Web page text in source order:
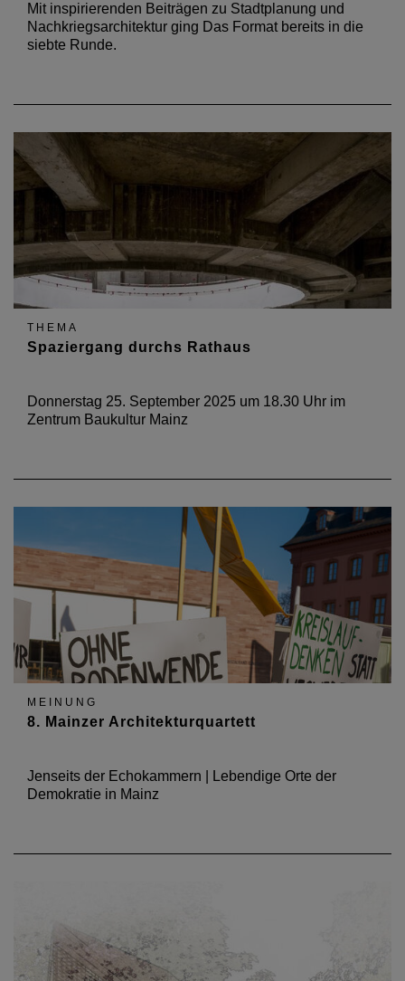
Mit inspirierenden Beiträgen zu Stadtplanung und
Nachkriegsarchitektur ging Das Format bereits in die
siebte Runde.
THEMA
Spaziergang durchs Rathaus
Donnerstag 25. September 2025 um 18.30 Uhr im
Zentrum Baukultur Mainz
MEINUNG
8. Mainzer Architekturquartett
Jenseits der Echokammern | Lebendige Orte der
Demokratie in Mainz